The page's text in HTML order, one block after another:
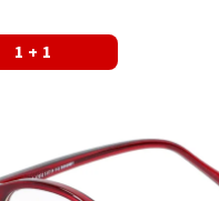
1 + 1